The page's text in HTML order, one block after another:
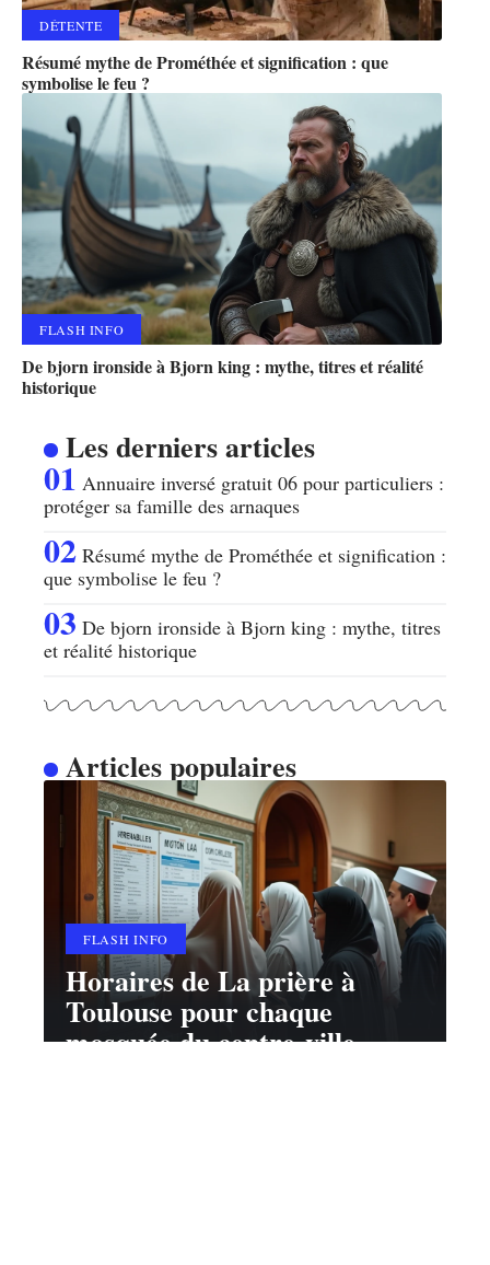
DÉTENTE
Résumé mythe de Prométhée et signification : que
symbolise le feu ?
FLASH INFO
De bjorn ironside à Bjorn king : mythe, titres et réalité
historique
Les derniers articles
Annuaire inversé gratuit 06 pour particuliers :
protéger sa famille des arnaques
Résumé mythe de Prométhée et signification :
que symbolise le feu ?
De bjorn ironside à Bjorn king : mythe, titres
et réalité historique
Articles populaires
FLASH INFO
Horaires de La prière à
Toulouse pour chaque
mosquée du centre-ville